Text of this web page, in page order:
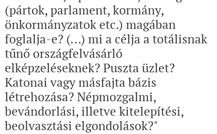
(pártok, parlament, kormány,
önkormányzatok etc.) magában
foglalja-e? (...) mi a célja a totálisnak
tűnő országfelvásárló
elképzeléseknek? Puszta üzlet?
Katonai vagy másfajta bázis
létrehozása? Népmozgalmi,
bevándorlási, illetve kitelepítési,
beolvasztási elgondolások?"